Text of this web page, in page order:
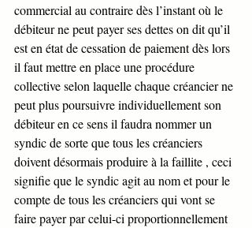
commercial au contraire dès l’instant où le
débiteur ne peut payer ses dettes on dit qu’il
est en état de cessation de paiement dès lors
il faut mettre en place une procédure
collective selon laquelle chaque créancier ne
peut plus poursuivre individuellement son
débiteur en ce sens il faudra nommer un
syndic de sorte que tous les créanciers
doivent désormais produire à la faillite , ceci
signifie que le syndic agit au nom et pour le
compte de tous les créanciers qui vont se
faire payer par celui-ci proportionnellement